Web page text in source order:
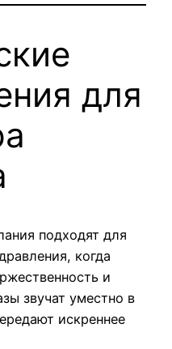
для
подходят для
когда
и
звучат уместно в
искреннее